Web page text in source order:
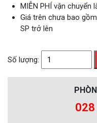
MIỄN PHÍ vận chuyển
Giá trên chưa bao
SP trở lên
Số lượng: